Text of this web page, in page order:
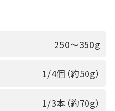
250～350g
1/4個（約50g）
1/3本（約70g）